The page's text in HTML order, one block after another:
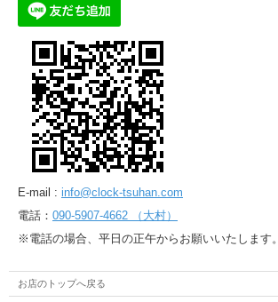
E-mail : info@clock-tsuhan.com
電話： 090-5907-4662 （大村）
※電話の場合、平日の正午からお願いいたします。
お店のトップへ戻る